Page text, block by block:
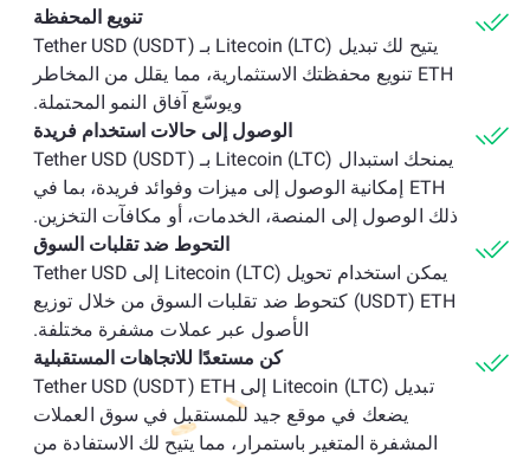
تنويع المحفظة
يتيح لك تبديل Litecoin (LTC) بـ Tether USD (USDT)
ETH تنويع محفظتك الاستثمارية، مما يقلل من المخاطر
ويوسّع آفاق النمو المحتملة.
الوصول إلى حالات استخدام فريدة
يمنحك استبدال Litecoin (LTC) بـ Tether USD (USDT)
ETH إمكانية الوصول إلى ميزات وفوائد فريدة، بما في
ذلك الوصول إلى المنصة، الخدمات، أو مكافآت التخزين.
التحوط ضد تقلبات السوق
يمكن استخدام تحويل Litecoin (LTC) إلى Tether USD
(USDT) ETH كتحوط ضد تقلبات السوق من خلال توزيع
الأصول عبر عملات مشفرة مختلفة.
كن مستعدًا للاتجاهات المستقبلية
تبديل Litecoin (LTC) إلى Tether USD (USDT) ETH
يضعك في موقع جيد للمستقبل في سوق العملات
المشفرة المتغير باستمرار، مما يتيح لك الاستفادة من